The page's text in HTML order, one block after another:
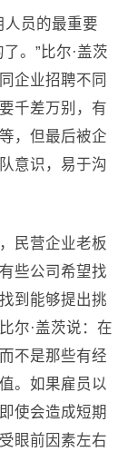
人员的最重要
。”比尔·盖茨
企业招聘不同
千差万别，有
，但最后被企
意识，易于沟
民营企业老板
些公司希望找
到能够提出挑
尔·盖茨说：在
不是那些有经
。如果雇员以
使会造成短期
眼前因素左右